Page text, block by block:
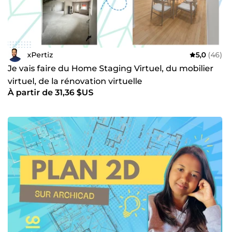
xPertiz 5,0 (46)
Je vais faire du Home Staging Virtuel, du mobilier
virtuel, de la rénovation virtuelle
À partir de 31,36 $US